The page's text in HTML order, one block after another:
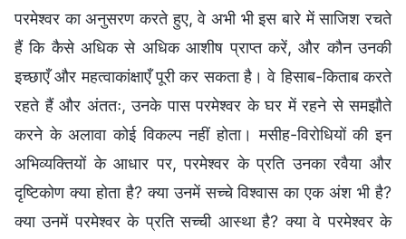
परमेश्वर का अनुसरण करते हुए, वे अभी भी इस बारे में साजिश रचते
हैं कि कैसे अधिक से अधिक आशीष प्राप्त करें, और कौन उनकी
इच्छाएँ और महत्वाकांक्षाएँ पूरी कर सकता है। वे हिसाब-किताब करते
रहते हैं और अंततः, उनके पास परमेश्वर के घर में रहने से समझौते
करने के अलावा कोई विकल्प नहीं होता। मसीह-विरोधियों की इन
अभिव्यक्तियों के आधार पर, परमेश्वर के प्रति उनका रवैया और
दृष्टिकोण क्या होता है? क्या उनमें सच्चे विश्वास का एक अंश भी है?
क्या उनमें परमेश्वर के प्रति सच्ची आस्था है? क्या वे परमेश्वर के